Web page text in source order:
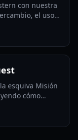
con nuestra
el uso
esquiva Misión
cómo